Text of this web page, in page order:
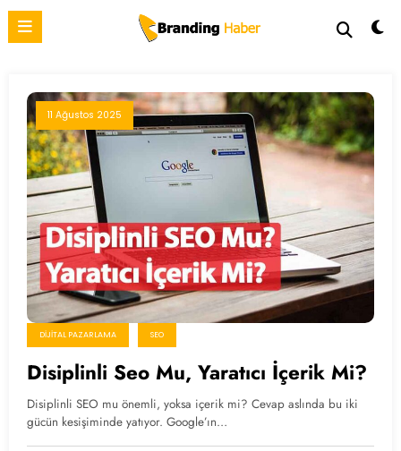
İçeriğe
11 Ağustos 2025
DIJITAL PAZARLAMA SEO
Disiplinli Seo Mu, Yaratıcı İçerik Mi?
Disiplinli SEO mu önemli, yoksa içerik mi? Cevap aslında bu iki
gücün kesişiminde yatıyor. Google’ın…